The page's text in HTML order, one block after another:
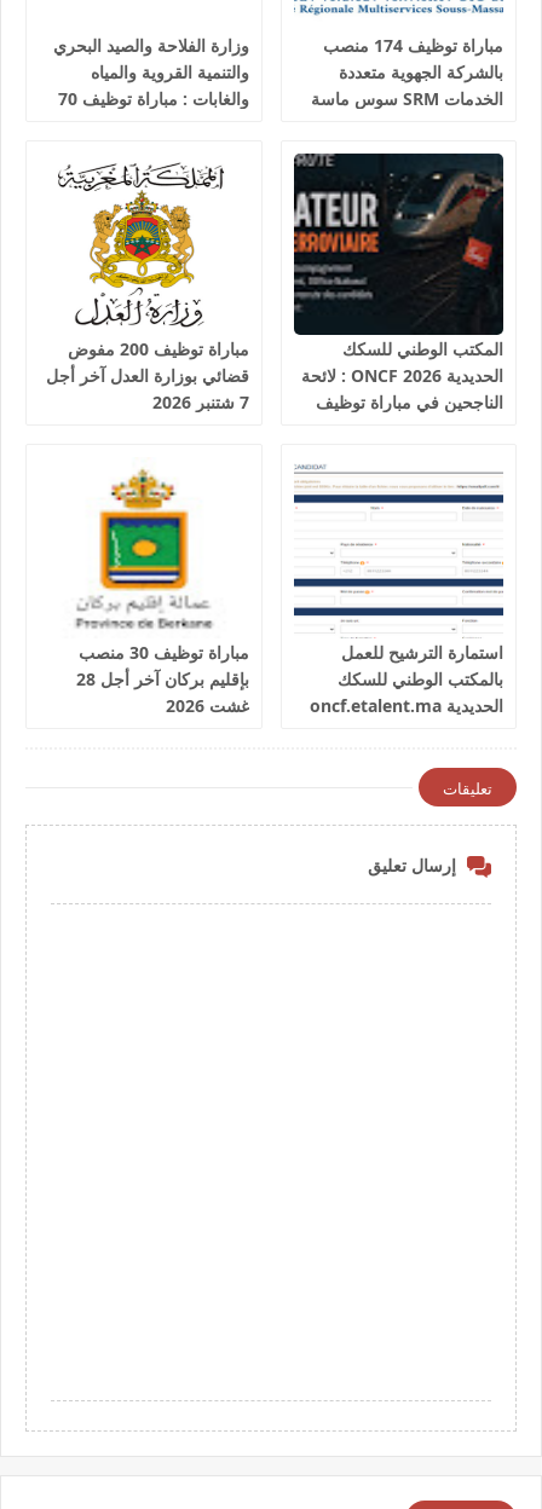
مباراة توظيف 174 منصب
بالشركة الجهوية متعددة
الخدمات SRM سوس ماسة
وزارة الفلاحة والصيد البحري
والتنمية القروية والمياه
والغابات : مباراة توظيف 70
المكتب الوطني للسكك
الحديدية 2026 ONCF : لائحة
الناجحين في مباراة توظيف
مباراة توظيف 200 مفوض
قضائي بوزارة العدل آخر أجل
7 شتنبر 2026
استمارة الترشيح للعمل
بالمكتب الوطني للسكك
الحديدية oncf.etalent.ma
مباراة توظيف 30 منصب
بإقليم بركان آخر أجل 28
غشت 2026
تعليقات
إرسال تعليق